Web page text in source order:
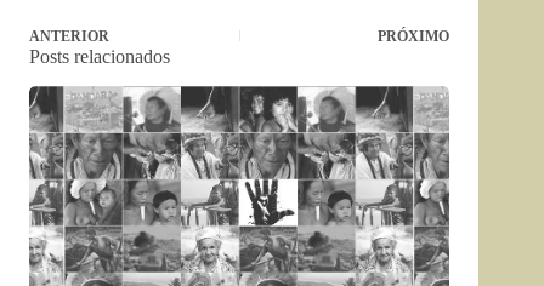
ANTERIOR PRÓXIMO
Posts relacionados